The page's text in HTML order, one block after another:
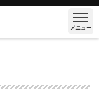
メニュー